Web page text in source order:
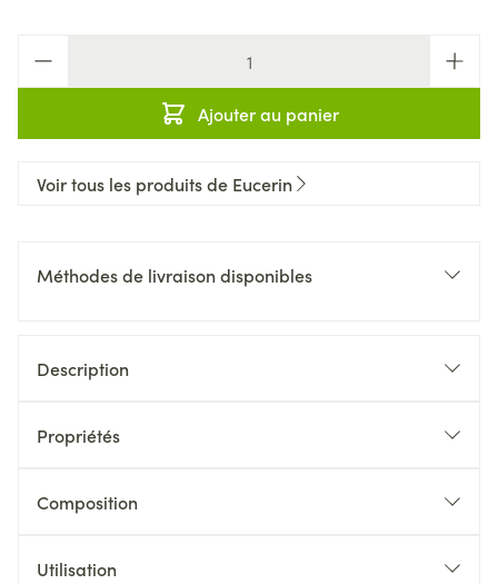
Ajouter au panier
Voir tous les produits de Eucerin
Méthodes de livraison disponibles
Description
Propriétés
Composition
Utilisation